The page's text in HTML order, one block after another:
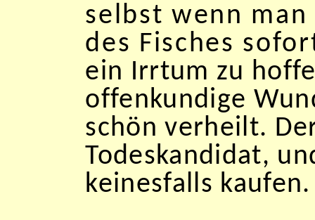
selbst wenn
des Fisches
ein Irrtum zu
offenkundige
schön verheilt.
Todeskandidat,
keinesfalls kaufen.